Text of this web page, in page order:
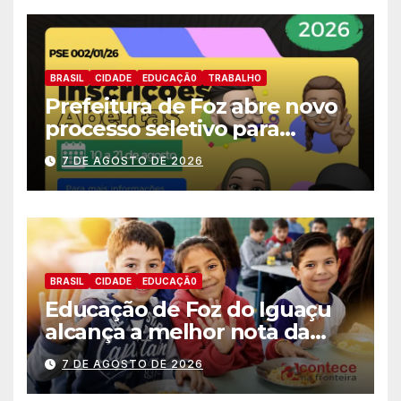
BRASIL CIDADE EDUCAÇÃ0 TRABALHO
Prefeitura de Foz abre novo
processo seletivo para
estagiários
7 DE AGOSTO DE 2026
BRASIL CIDADE EDUCAÇÃ0
Educação de Foz do Iguaçu
alcança a melhor nota da
história no IDEB
7 DE AGOSTO DE 2026